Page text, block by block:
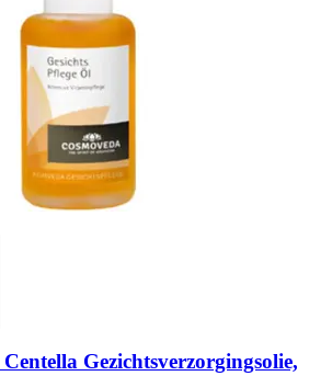
Centella Gezichtsverzorgingsolie,